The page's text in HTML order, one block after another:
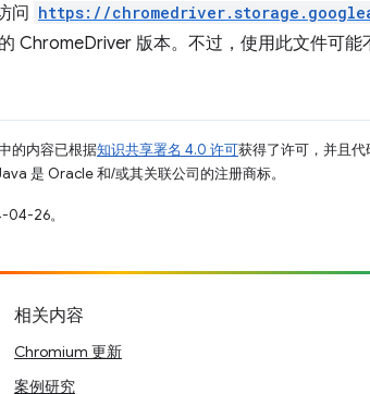
问 https://
ChromeDriver 版本。不过，使用此文件可能
的内容已根据知识共享署名 4.0 许可获得了许可，并且
是 Oracle 和/或其关联公司的注册商标。
04-26。
相关内容
Chromium 更新
案例研究